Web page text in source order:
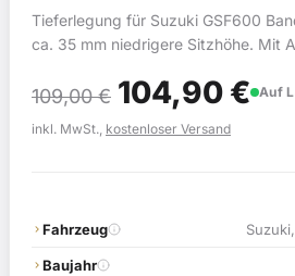
Tieferlegung für Suzuki GSF600
ca. 35 mm niedrigere Sitzhöhe. Mit
109,00€
Preis
109,00 €
104,90 € Auf
inkl. MwSt., kostenloser Versand
Fahrzeug
Baujahr